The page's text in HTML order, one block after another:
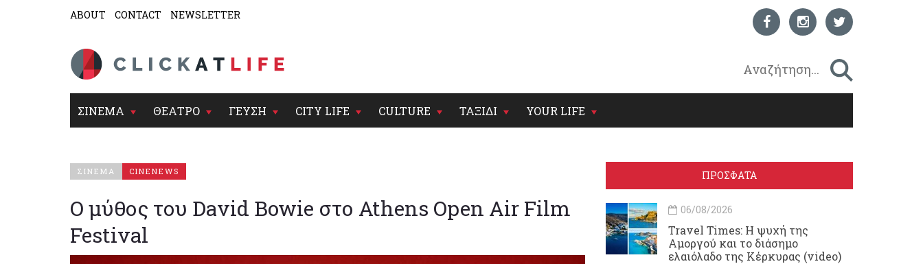
ABOUT CONTACT NEWSLETTER
ΣΙΝΕΜΑ ΘΕΑΤΡΟ ΓΕΥΣΗ CITY LIFE CULTURE ΤΑΞΙΔΙ YOUR LIFE
ΣΙΝΕΜΑ CINENEWS
Ο μύθος του David Bowie στο Athens Open Air Film
Festival
ΠΡΟΣΦΑΤΑ
06/08/2026
Travel Times: H ψυχή της
Αμοργού και το διάσημο
ελαιόλαδο της Κέρκυρας (video)